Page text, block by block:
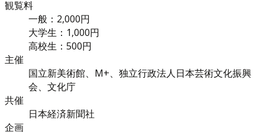
観覧料
一般：2,000円
大学生：1,000円
高校生：500円
主催
国立新美術館、M+、独立行政法人日本芸術文化振興
会、文化庁
共催
日本経済新聞社
企画